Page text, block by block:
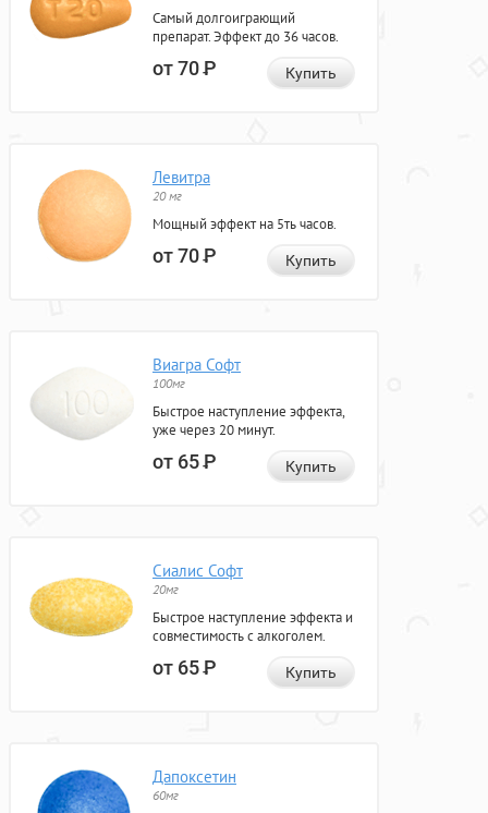
Самый долгоиграющий
препарат. Эффект до 36 часов.
от 70Р Купить
Левитра
20 мг
Мощный эффект на 5ть часов.
от 70Р Купить
Виагра Софт
100мг
Быстрое наступление эффекта,
уже через 20 минут.
от 65Р Купить
Сиалис Софт
20мг
Быстрое наступление эффекта и
совместимость с алкоголем.
от 65Р Купить
Дапоксетин
60мг